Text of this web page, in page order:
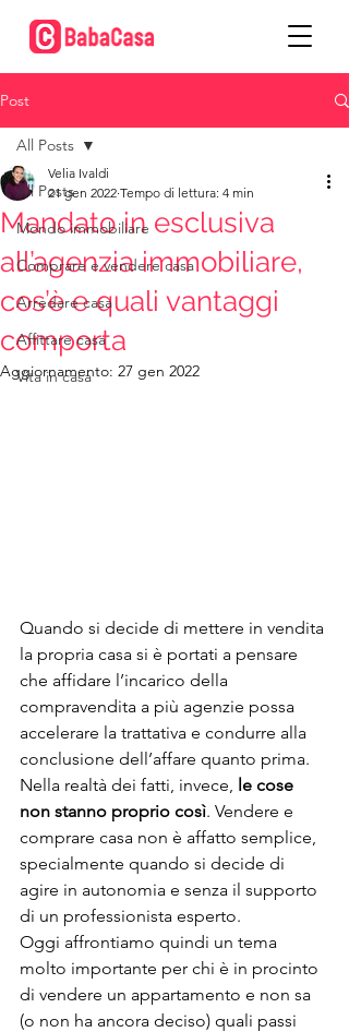
Post
All Posts
Mondo immobiliare
Comprare e vendere casa
Arredare casa
Affittare casa
Vita in casa
All Posts
Mandato in esclusiva
all’agenzia immobiliare,
cos’è e quali vantaggi
comporta
Velia Ivaldi
21 gen 2022 Tempo di lettura: 4 min
Aggiornamento: 27 gen 2022
Quando si decide di mettere in vendita
la propria casa si è portati a pensare
che affidare l’incarico della
compravendita a più agenzie possa
accelerare la trattativa e condurre alla
conclusione dell’affare quanto prima.
Nella realtà dei fatti, invece, le cose
non stanno proprio così. Vendere e
comprare casa non è affatto semplice,
specialmente quando si decide di
agire in autonomia e senza il supporto
di un professionista esperto.
Oggi affrontiamo quindi un tema
molto importante per chi è in procinto
di vendere un appartamento e non sa
(o non ha ancora deciso) quali passi